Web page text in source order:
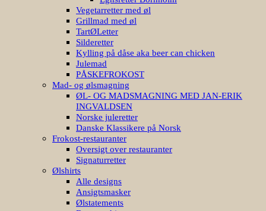
Vegetarretter med øl
Grillmad med øl
TartØLetter
Silderetter
Kylling på dåse aka beer can chicken
Julemad
PÅSKEFROKOST
Mad- og ølsmagning
ØL- OG MADSMAGNING MED JAN-ERIK
INGVALDSEN
Norske juleretter
Danske Klassikere på Norsk
Frokost-restauranter
Oversigt over restauranter
Signaturretter
Ølshirts
Alle designs
Ansigtsmasker
Ølstatements